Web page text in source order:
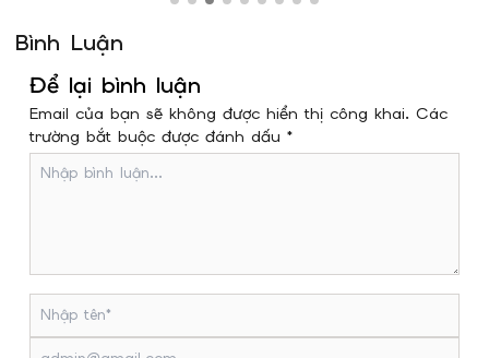
Bình Luận
Để lại bình luận
Email của bạn sẽ không được hiển thị công khai. Các
trường bắt buộc được đánh dấu *